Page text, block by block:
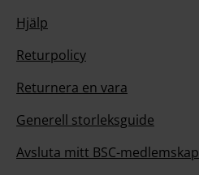
Hjälp
Returpolicy
Returnera en vara
Generell storleksguide
Avsluta mitt BSC-medlemskap